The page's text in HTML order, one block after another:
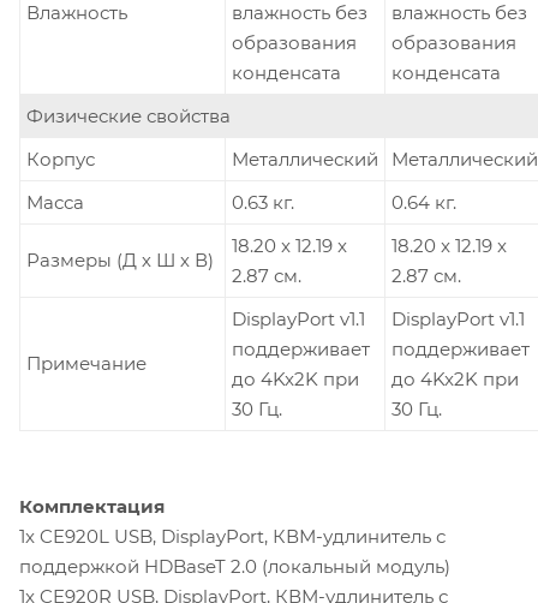
Влажность
влажность без
образования
конденсата
влажность без
образования
конденсата
Физические свойства
Корпус
Металлический
Металлический
Масса
0.63 кг. 0.64 кг.
Размеры (Д х Ш х В)
18.20 x 12.19 x
2.87 см.
18.20 x 12.19 x
2.87 см.
Примечание
DisplayPort v1.1
поддерживает
до 4Kx2K при
30 Гц.
DisplayPort v1.1
поддерживает
до 4Kx2K при
30 Гц.
Комплектация
1x CE920L USB, DisplayPort, КВМ-удлинитель с
поддержкой HDBaseT 2.0 (локальный модуль)
1x CE920R USB, DisplayPort, КВМ-удлинитель с